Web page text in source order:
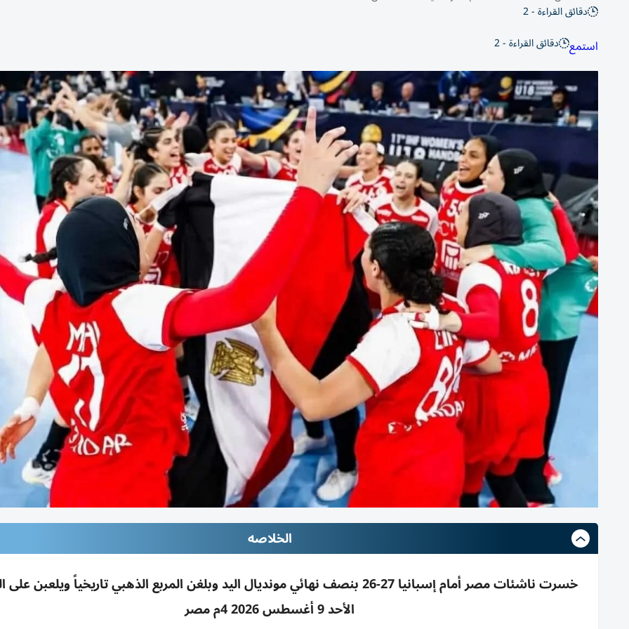
دقائق القراءة - 2
استمع دقائق القراءة - 2
الخلاصه
خسرت ناشئات مصر أمام إسبانيا 27-26 بنصف نهائي مونديال اليد وبلغن المربع الذهبي تاريخياً ويلعبن
الأحد 9 أغسطس 2026 4م مصر